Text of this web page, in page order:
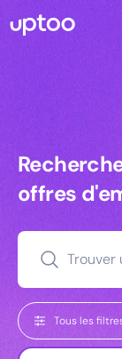
offres
Trouver
Tous les